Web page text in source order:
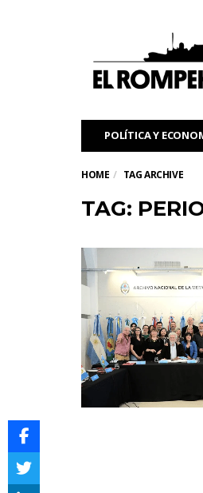
POLÍTICA Y
HOME TAG ARCHIVE
TAG: